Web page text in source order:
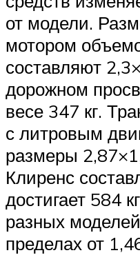
от модели.
мотором
составляют
дорожном
весе 347 кг.
с литровым
размеры
Клиренс
достигает 584
разных
пределах от